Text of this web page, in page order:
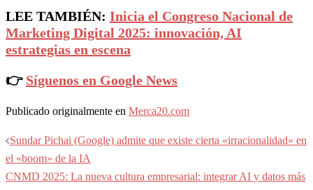
LEE TAMBIÉN: Inicia el Congreso Nacional de
Marketing Digital 2025: innovación, AI
estrategias en escena
👉 Síguenos en Google News
Publicado originalmente en Merca20.com
Navegación
de
entradas
Sundar Pichai (Google) admite que existe cierta «irracionalidad» en
el «boom» de la IA
CNMD 2025: La nueva cultura empresarial: integrar AI y datos más